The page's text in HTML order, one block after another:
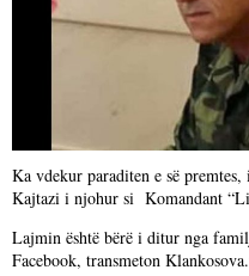
Ka vdekur paraditen e së
Kajtazi i njohur si Komandant
Lajmin është bërë i ditur nga
Facebook, transmeton